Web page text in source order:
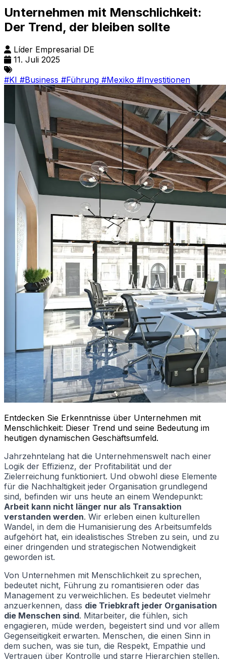
Unternehmen mit Menschlichkeit:
Der Trend, der bleiben sollte
Líder Empresarial DE
11. Juli 2025
#KI #Business #Führung #Mexiko #Investitionen
Entdecken Sie Erkenntnisse über Unternehmen mit
Menschlichkeit: Dieser Trend und seine Bedeutung im
heutigen dynamischen Geschäftsumfeld.
Jahrzehntelang hat die Unternehmenswelt nach einer
Logik der Effizienz, der Profitabilität und der
Zielerreichung funktioniert. Und obwohl diese Elemente
für die Nachhaltigkeit jeder Organisation grundlegend
sind, befinden wir uns heute an einem Wendepunkt:
Arbeit kann nicht länger nur als Transaktion
verstanden werden. Wir erleben einen kulturellen
Wandel, in dem die Humanisierung des Arbeitsumfelds
aufgehört hat, ein idealistisches Streben zu sein, und zu
einer dringenden und strategischen Notwendigkeit
geworden ist.
Von Unternehmen mit Menschlichkeit zu sprechen,
bedeutet nicht, Führung zu romantisieren oder das
Management zu verweichlichen. Es bedeutet vielmehr
anzuerkennen, dass die Triebkraft jeder Organisation
die Menschen sind. Mitarbeiter, die fühlen, sich
engagieren, müde werden, begeistert sind und vor allem
Gegenseitigkeit erwarten. Menschen, die einen Sinn in
dem suchen, was sie tun, die Respekt, Empathie und
Vertrauen über Kontrolle und starre Hierarchien stellen.